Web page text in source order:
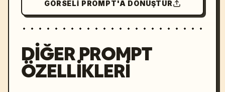
GÖRSELI PROMPT'A DÖNÜŞTÜR
DIĞER PROMPT
ÖZELLIKLERI